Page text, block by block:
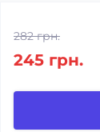
282 грн.
245 грн.